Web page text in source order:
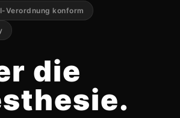
Verordnung konform
die
.